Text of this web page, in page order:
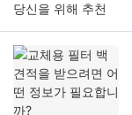
당신을 위해 추천